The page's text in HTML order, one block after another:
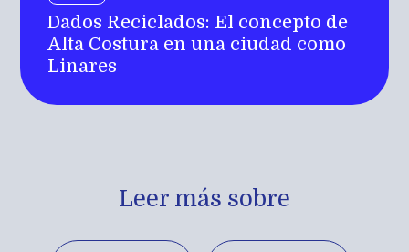
Dados Reciclados: El concepto de
Alta Costura en una ciudad como
Linares
Leer más sobre